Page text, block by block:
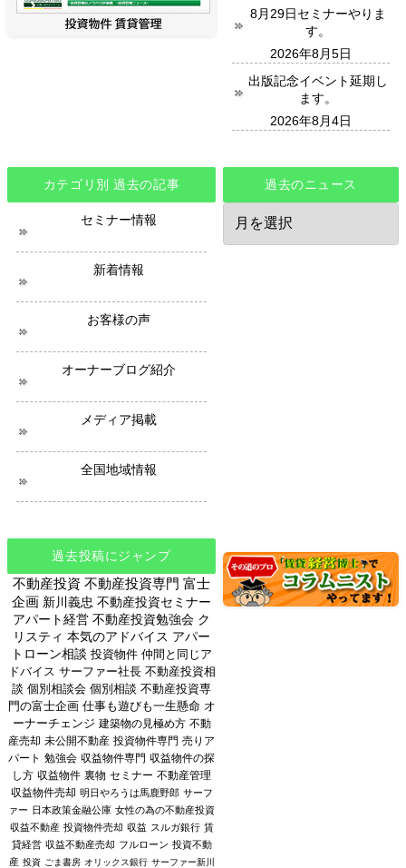
8月29日セミナーやりま
す。
2026年8月5日
出版記念イベント延期し
ます。
2026年8月4日
カテゴリ別 過去の記事
セミナー情報
新着情報
お客様の声
オーナーブログ紹介
メディア掲載
全国地域情報
過去のニュース
過
の
過去投稿にジャンプ
不動産投資 不動産投資専門 富士
企画 新川義忠 不動産投資セミナー
アパート経営 不動産投資勉強会 ク
リスティ 本気のアドバイス アパー
トローン相談 投資物件 仲間と同じア
ドバイス サーファー社長 不動産投資相
談 個別相談会 個別相談 不動産投資専
門の富士企画 仕事も遊びも一生懸命 オ
ーナーチェンジ 建築物の見極め方 不動
産売却 未公開不動産 投資物件専門 売りア
パート 勉強会 収益物件専門 収益物件の探
し方 収益物件 裏物 セミナー 不動産管理
収益物件売却 明日やろうは馬鹿野郎 サーフ
ァー 日本政策金融公庫 女性の為の不動産投資
収益不動産 投資物件売却 収益 スルガ銀行 賃
貸経営 収益不動産売却 フルローン 投資不動
産 投資 ごま書房 オリックス銀行 サーファー新川